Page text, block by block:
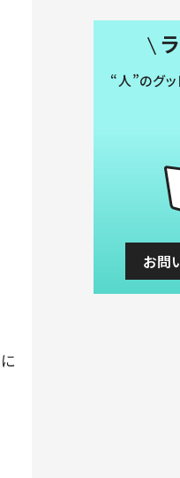
“人”のグ
お問